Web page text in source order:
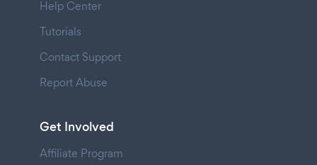
Help Center
Tutorials
Contact Support
Report Abuse
Get Involved
Affiliate Program